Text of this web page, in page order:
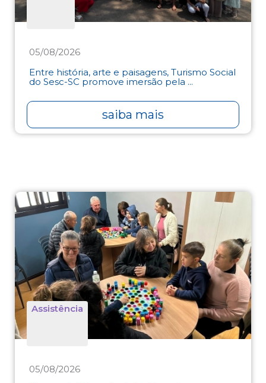
05/08/2026
Entre história, arte e paisagens, Turismo Social
do Sesc-SC promove imersão pela ...
saiba mais
Assistência
05/08/2026